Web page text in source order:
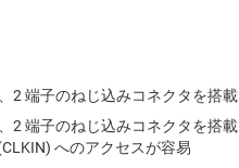
2 端子のねじ込みコネクタを搭
2 端子のねじ込みコネクタを搭
へのアクセスが容易